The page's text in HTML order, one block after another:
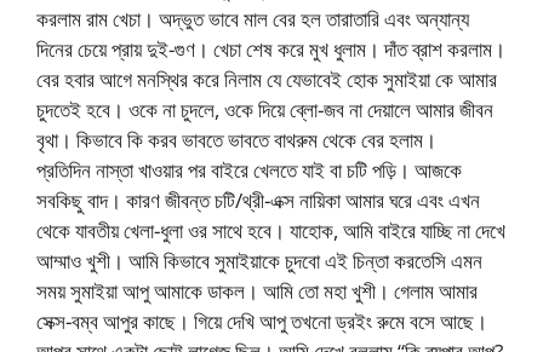
করলাম রাম খেচা। অদ্ভুত ভাবে মাল বের হল তারাতারি এবং অন্যান্য
দিনের চেয়ে প্রায় দুই-গুণ। খেচা শেষ করে মুখ ধুলাম। দাঁত ব্রাশ করলাম।
বের হবার আগে মনস্থির করে নিলাম যে যেভাবেই হোক সুমাইয়া কে আমার
চুদতেই হবে। ওকে না চুদলে, ওকে দিয়ে ব্লো-জব না দেয়ালে আমার জীবন
বৃথা। কিভাবে কি করব ভাবতে ভাবতে বাথরুম থেকে বের হলাম।
প্রতিদিন নাস্তা খাওয়ার পর বাইরে খেলতে যাই বা চটি পড়ি। আজকে
সবকিছু বাদ। কারণ জীবন্ত চটি/থ্রী-এক্স নায়িকা আমার ঘরে এবং এখন
থেকে যাবতীয় খেলা-ধুলা ওর সাথে হবে। যাহোক, আমি বাইরে যাচ্ছি না দেখে
আম্মাও খুশী। আমি কিভাবে সুমাইয়াকে চুদবো এই চিন্তা করতেসি এমন
সময় সুমাইয়া আপু আমাকে ডাকল। আমি তো মহা খুশী। গেলাম আমার
সেক্স-বম্ব আপুর কাছে। গিয়ে দেখি আপু তখনো ড্রইং রুমে বসে আছে।